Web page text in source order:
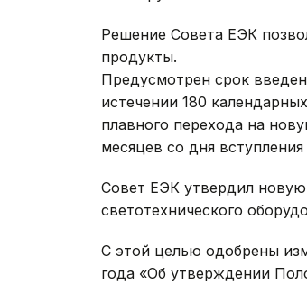
Решение Совета ЕЭК
продукты.
Предусмотрен срок
истечении 180
плавного перехода на
месяцев со дня
Совет ЕЭК утвердил
светотехнического
С этой целью одобрены
года «Об утверждении